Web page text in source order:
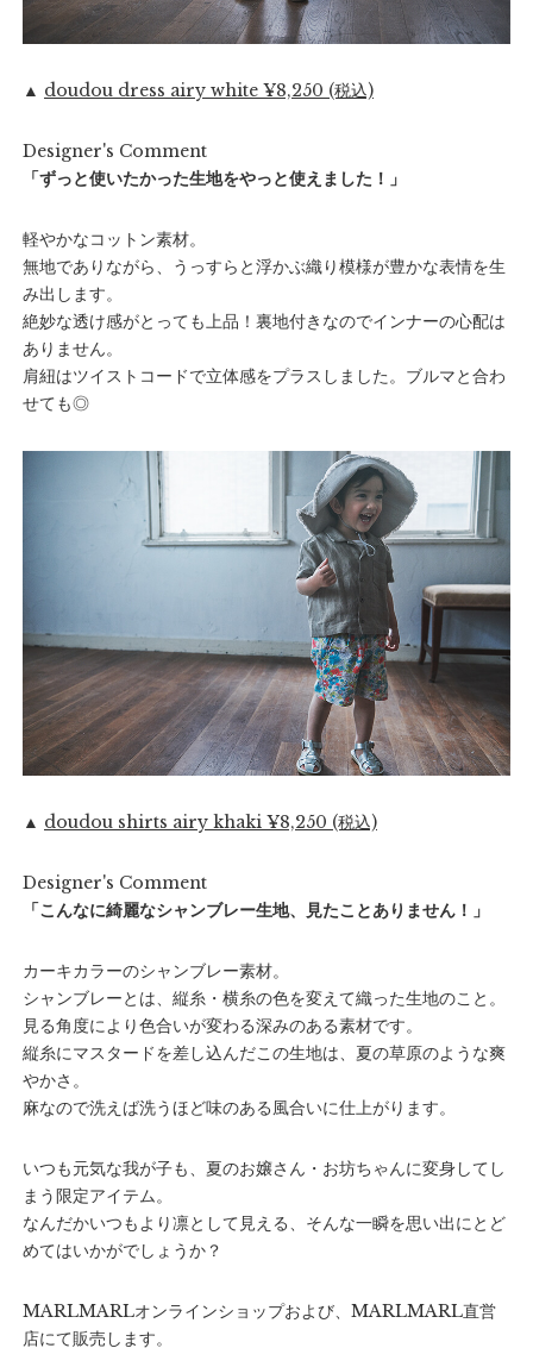
▲ doudou dress airy white ¥8,250 (税込)
Designer's Comment
「ずっと使いたかった生地をやっと使えました！」
軽やかなコットン素材。
無地でありながら、うっすらと浮かぶ織り模様が豊かな表情を生
み出します。
絶妙な透け感がとっても上品！裏地付きなのでインナーの心配は
ありません。
肩紐はツイストコードで立体感をプラスしました。ブルマと合わ
せても◎
▲ doudou shirts airy khaki ¥8,250 (税込)
Designer's Comment
「こんなに綺麗なシャンブレー生地、見たことありません！」
カーキカラーのシャンブレー素材。
シャンブレーとは、縦糸・横糸の色を変えて織った生地のこと。
見る角度により色合いが変わる深みのある素材です。
縦糸にマスタードを差し込んだこの生地は、夏の草原のような爽
やかさ。
麻なので洗えば洗うほど味のある風合いに仕上がります。
いつも元気な我が子も、夏のお嬢さん・お坊ちゃんに変身してし
まう限定アイテム。
なんだかいつもより凛として見える、そんな一瞬を思い出にとど
めてはいかがでしょうか？
MARLMARLオンラインショップおよび、MARLMARL直営
店にて販売します。